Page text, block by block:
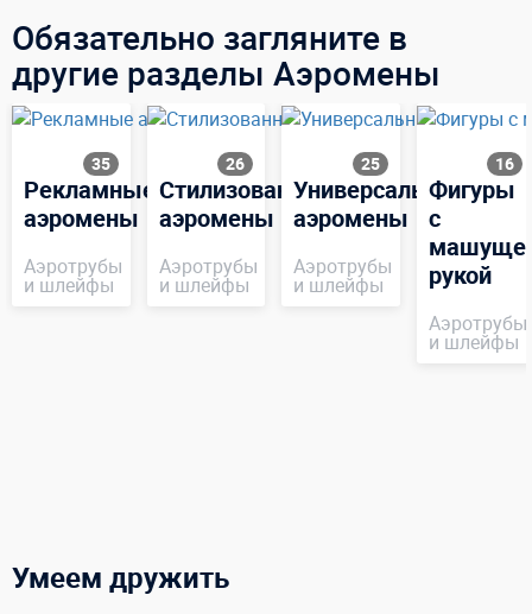
Обязательно загляните в
другие разделы Аэромены
35
Рекламные
аэромены
Аэротрубы
и шлейфы
26
Стилизованные
аэромены
Аэротрубы
и шлейфы
25
Универсальные
аэромены
Аэротрубы
и шлейфы
16
Фигуры
с
рукой
Аэротрубы
и шлейфы
Умеем дружить